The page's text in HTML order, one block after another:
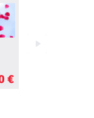
€
Tragschrauber